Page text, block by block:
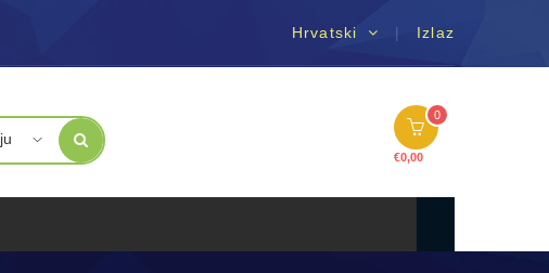
Hrvatski Izlaz
0
€0,00